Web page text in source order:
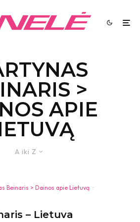
>
APIE
A iki Z
Beinaris > Dainos apie Lietuvą ·
– Lietuva